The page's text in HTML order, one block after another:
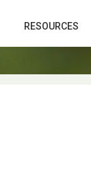
RESOURCES